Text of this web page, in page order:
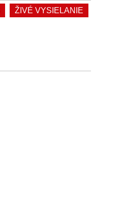
ŽIVÉ VYSIELANIE